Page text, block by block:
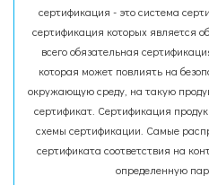
сертификация - это система
сертификация которых является
всего обязательная
которая может повлиять на
окружающую среду, на такую
сертификат. Сертификация
схемы сертификации. Самые
сертификата соответствия на
определенную